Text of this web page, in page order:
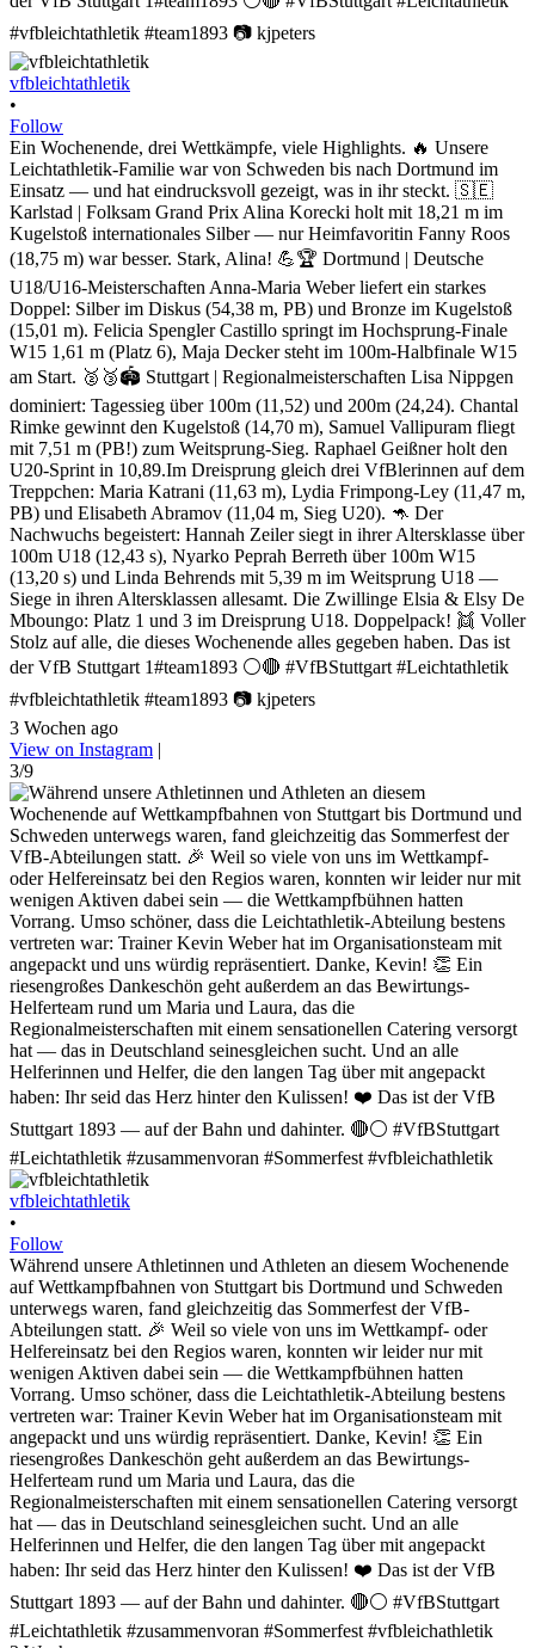
vfbleichtathletik
•
Follow
Ein Wochenende, drei Wettkämpfe, viele Highlights. 🔥 Unsere
Leichtathletik-Familie war von Schweden bis nach Dortmund im
Einsatz — und hat eindrucksvoll gezeigt, was in ihr steckt. 🇸🇪
Karlstad | Folksam Grand Prix Alina Korecki holt mit 18,21 m im
Kugelstoß internationales Silber — nur Heimfavoritin Fanny Roos
(18,75 m) war besser. Stark, Alina! 💪🏆 Dortmund | Deutsche
U18/U16-Meisterschaften Anna-Maria Weber liefert ein starkes
Doppel: Silber im Diskus (54,38 m, PB) und Bronze im Kugelstoß
(15,01 m). Felicia Spengler Castillo springt im Hochsprung-Finale
W15 1,61 m (Platz 6), Maja Decker steht im 100m-Halbfinale W15
am Start. 🥈🥉🏟️ Stuttgart | Regionalmeisterschaften Lisa Nippgen
dominiert: Tagessieg über 100m (11,52) und 200m (24,24). Chantal
Rimke gewinnt den Kugelstoß (14,70 m), Samuel Vallipuram fliegt
mit 7,51 m (PB!) zum Weitsprung-Sieg. Raphael Geißner holt den
U20-Sprint in 10,89.Im Dreisprung gleich drei VfBlerinnen auf dem
Treppchen: Maria Katrani (11,63 m), Lydia Frimpong-Ley (11,47 m,
PB) und Elisabeth Abramov (11,04 m, Sieg U20). 🦘 Der
Nachwuchs begeistert: Hannah Zeiler siegt in ihrer Altersklasse über
100m U18 (12,43 s), Nyarko Peprah Berreth über 100m W15
(13,20 s) und Linda Behrends mit 5,39 m im Weitsprung U18 —
Siege in ihren Altersklassen allesamt. Die Zwillinge Elsia & Elsy De
Mboungo: Platz 1 und 3 im Dreisprung U18. Doppelpack! 👯 Voller
Stolz auf alle, die dieses Wochenende alles gegeben haben. Das ist
der VfB Stuttgart 1#team1893 ⚪🔴 #VfBStuttgart #Leichtathletik
#vfbleichtathletik #team1893 📷 kjpeters
3 Wochen ago
View on Instagram |
3/9
vfbleichtathletik
•
Follow
Während unsere Athletinnen und Athleten an diesem Wochenende
auf Wettkampfbahnen von Stuttgart bis Dortmund und Schweden
unterwegs waren, fand gleichzeitig das Sommerfest der VfB-
Abteilungen statt. 🎉 Weil so viele von uns im Wettkampf- oder
Helfereinsatz bei den Regios waren, konnten wir leider nur mit
wenigen Aktiven dabei sein — die Wettkampfbühnen hatten
Vorrang. Umso schöner, dass die Leichtathletik-Abteilung bestens
vertreten war: Trainer Kevin Weber hat im Organisationsteam mit
angepackt und uns würdig repräsentiert. Danke, Kevin! 👏 Ein
riesengroßes Dankeschön geht außerdem an das Bewirtungs-
Helferteam rund um Maria und Laura, das die
Regionalmeisterschaften mit einem sensationellen Catering versorgt
hat — das in Deutschland seinesgleichen sucht. Und an alle
Helferinnen und Helfer, die den langen Tag über mit angepackt
haben: Ihr seid das Herz hinter den Kulissen! ❤️ Das ist der VfB
Stuttgart 1893 — auf der Bahn und dahinter. 🔴⚪ #VfBStuttgart
#Leichtathletik #zusammenvoran #Sommerfest #vfbleichathletik